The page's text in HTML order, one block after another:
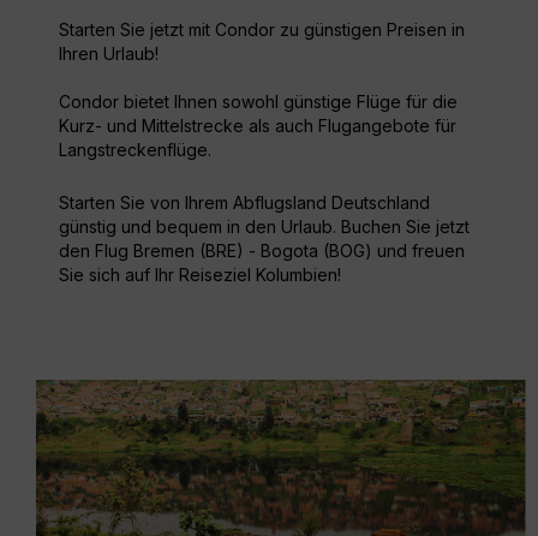
Starten Sie jetzt mit Condor zu günstigen Preisen in
Ihren Urlaub!
Condor bietet Ihnen sowohl günstige Flüge für die
Kurz- und Mittelstrecke als auch Flugangebote für
Langstreckenflüge.
Starten Sie von Ihrem Abflugsland Deutschland
günstig und bequem in den Urlaub. Buchen Sie jetzt
den Flug Bremen (BRE) - Bogota (BOG) und freuen
Sie sich auf Ihr Reiseziel Kolumbien!